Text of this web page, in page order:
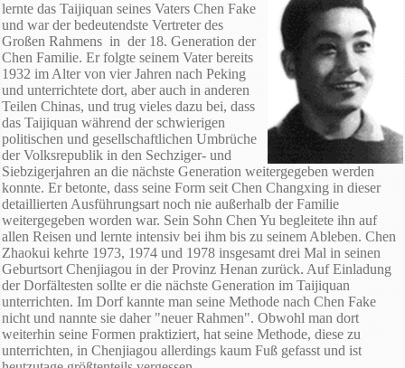
lernte das Taijiquan seines Vaters Chen Fake
und war der bedeutendste Vertreter des
Großen Rahmens in der 18. Generation der
Chen Familie. Er folgte seinem Vater bereits
1932 im Alter von vier Jahren nach Peking
und unterrichtete dort, aber auch in anderen
Teilen Chinas, und trug vieles dazu bei, dass
das Taijiquan während der schwierigen
politischen und gesellschaftlichen Umbrüche
der Volksrepublik in den Sechziger- und
Siebzigerjahren an die nächste Generation weitergegeben werden
konnte. Er betonte, dass seine Form seit Chen Changxing in dieser
detaillierten Ausführungsart noch nie außerhalb der Familie
weitergegeben worden war. Sein Sohn Chen Yu begleitete ihn auf
allen Reisen und lernte intensiv bei ihm bis zu seinem Ableben. Chen
Zhaokui kehrte 1973, 1974 und 1978 insgesamt drei Mal in seinen
Geburtsort Chenjiagou in der Provinz Henan zurück. Auf Einladung
der Dorfältesten sollte er die nächste Generation im Taijiquan
unterrichten. Im Dorf kannte man seine Methode nach Chen Fake
nicht und nannte sie daher "neuer Rahmen". Obwohl man dort
weiterhin seine Formen praktiziert, hat seine Methode, diese zu
unterrichten, in Chenjiagou allerdings kaum Fuß gefasst und ist